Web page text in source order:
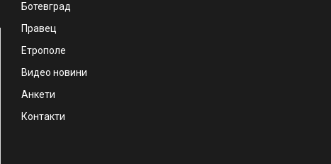
Ботевград
Правец
Етрополе
Видео новини
Анкети
Контакти